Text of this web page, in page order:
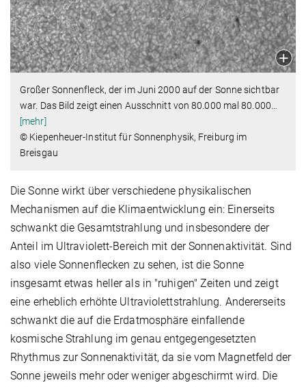
Großer Sonnenfleck, der im Juni 2000 auf der Sonne sichtbar
war. Das Bild zeigt einen Ausschnitt von 80.000 mal 80.000
[mehr]
© Kiepenheuer-Institut für Sonnenphysik, Freiburg im
Breisgau
Die Sonne wirkt über verschiedene physikalischen
Mechanismen auf die Klimaentwicklung ein: Einerseits
schwankt die Gesamtstrahlung und insbesondere der
Anteil im Ultraviolett-Bereich mit der Sonnenaktivität. Sind
also viele Sonnenflecken zu sehen, ist die Sonne
insgesamt etwas heller als in "ruhigen" Zeiten und zeigt
eine erheblich erhöhte Ultraviolettstrahlung. Andererseits
schwankt die auf die Erdatmosphäre einfallende
kosmische Strahlung im genau entgegengesetzten
Rhythmus zur Sonnenaktivität, da sie vom Magnetfeld der
Sonne jeweils mehr oder weniger abgeschirmt wird. Die